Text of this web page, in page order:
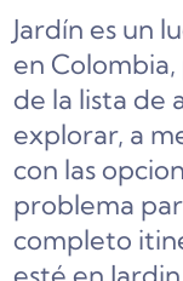
Jardín es un
en
de la lista de
explorar, a
con las
problema
completo